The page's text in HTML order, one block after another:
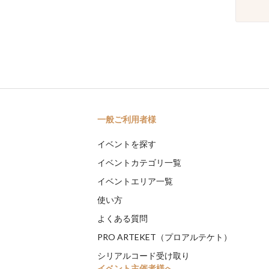
一般ご利用者様
イベントを探す
イベントカテゴリ一覧
イベントエリア一覧
使い方
よくある質問
PRO ARTEKET（プロアルテケト）
シリアルコード受け取り